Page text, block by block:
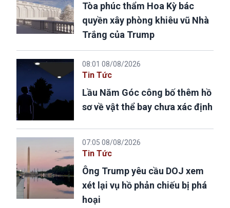
Tòa phúc thẩm Hoa Kỳ bác
quyền xây phòng khiêu vũ Nhà
Trắng của Trump
08:01 08/08/2026
Tin Tức
Lầu Năm Góc công bố thêm hồ
sơ về vật thể bay chưa xác định
07:05 08/08/2026
Tin Tức
Ông Trump yêu cầu DOJ xem
xét lại vụ hồ phản chiếu bị phá
hoại